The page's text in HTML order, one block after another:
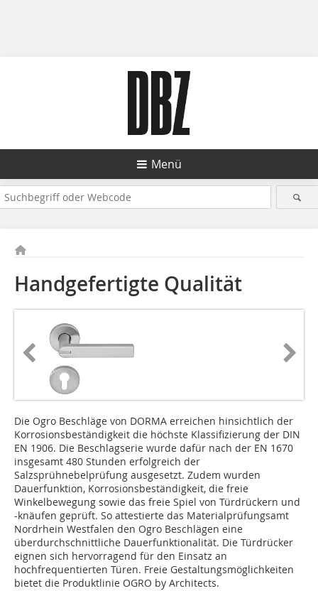
Menü
Handgefertigte Qualität
Die Ogro Beschläge von DORMA erreichen hinsichtlich der
Korrosionsbeständigkeit die höchste Klassifizierung der DIN
EN 1906. Die Beschlagserie wurde dafür nach der EN 1670
insgesamt 480 Stunden erfolgreich der
Salzsprühnebelprüfung ausgesetzt. Zudem wurden
Dauerfunktion, Korrosionsbeständigkeit, die freie
Winkelbewegung sowie das freie Spiel von Türdrückern und
-knäufen geprüft. So attestierte das Materialprüfungsamt
Nordrhein Westfalen den Ogro Beschlägen eine
überdurchschnittliche Dauerfunktionalität. Die Türdrücker
eignen sich hervorragend für den Einsatz an
hochfrequentierten Türen. Freie Gestaltungsmöglichkeiten
bietet die Produktlinie OGRO by Architects.